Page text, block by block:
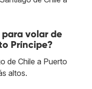
para volar de
Príncipe?
de Chile a Puerto
altos.